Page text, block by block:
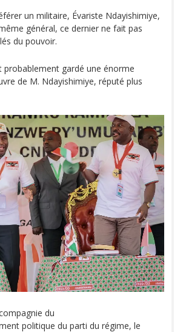
un militaire, Évariste Ndayishimiye,
général, ce dernier ne fait pas
du pouvoir.
probablement gardé une énorme
de M. Ndayishimiye, réputé plus
du
politique du parti du régime, le